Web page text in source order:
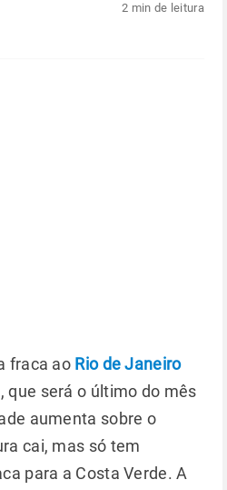
2 min de leitura
fraca ao Rio de Janeiro
que será o último do mês
aumenta sobre o
cai, mas só tem
para a Costa Verde. A